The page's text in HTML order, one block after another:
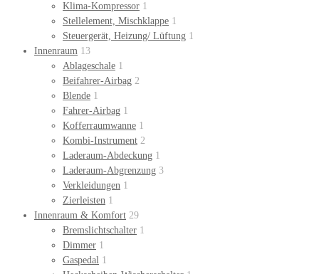
Klima-Kompressor 1
Stellelement, Mischklappe 1
Steuergerät, Heizung/ Lüftung 1
Innenraum 13
Ablageschale 1
Beifahrer-Airbag 2
Blende 1
Fahrer-Airbag 1
Kofferraumwanne 1
Kombi-Instrument 2
Laderaum-Abdeckung 1
Laderaum-Abgrenzung 3
Verkleidungen 1
Zierleisten 1
Innenraum & Komfort 29
Bremslichtschalter 1
Dimmer 1
Gaspedal 1